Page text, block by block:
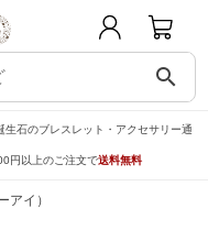
search
石のブレスレット・アクセサリー通
円以上のご注文で送料無料
アイ）